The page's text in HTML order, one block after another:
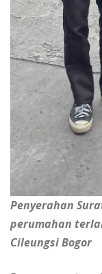
Penyerahan
perumahan
Cileungsi Bogor